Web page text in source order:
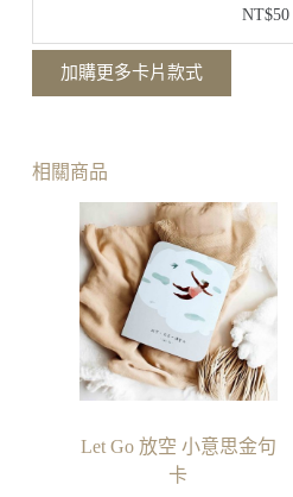
找
回
NT$50
加購更多卡片款式
相關商品
Let Go 放空 小意思金句
卡